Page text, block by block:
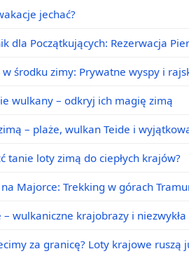
jechać?
dla Początkujących: Rezerwacja
środku zimy: Prywatne wyspy i
wulkany – odkryj ich magię zimą
– plaże, wulkan Teide i
tanie loty zimą do ciepłych krajów?
Majorce: Trekking w górach
– wulkaniczne krajobrazy i
za granicę? Loty krajowe ruszą